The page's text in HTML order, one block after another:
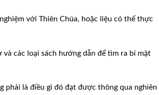
với Thiên Chúa, hoặc liệu có thể thực
các loại sách hướng dẫn để tìm ra bí mật
phải là điều gì đó đạt được thông qua nghiên